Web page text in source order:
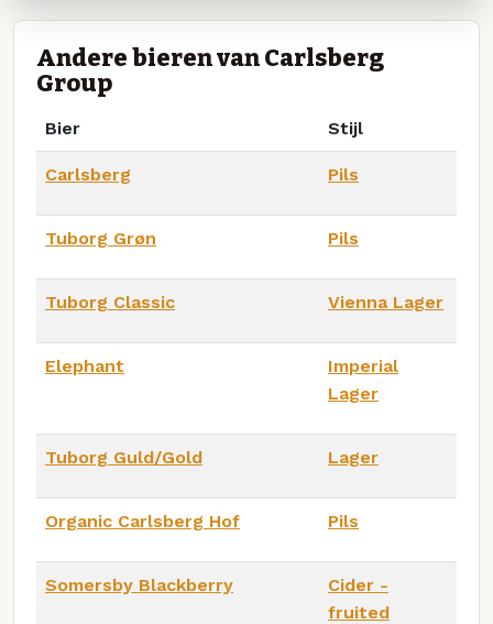
Andere bieren van Carlsberg
Group
Bier Stijl
Carlsberg Pils
Tuborg Grøn Pils
Tuborg Classic Vienna Lager
Elephant
Imperial
Lager
Tuborg Guld/Gold Lager
Organic Carlsberg Hof Pils
Somersby Blackberry
Cider -
fruited